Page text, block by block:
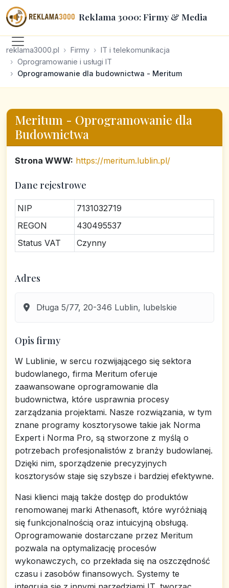
Reklama 3000: Firmy & Media
reklama3000.pl Firmy
IT i telekomunikacja
Oprogramowanie i usługi IT
Oprogramowanie dla budownictwa - Meritum
Meritum - Oprogramowanie dla
Budownictwa
Strona WWW: https://meritum.lublin.pl/
Dane rejestrowe
NIP
7131032719
REGON
430495537
Status VAT
Czynny
Adres
Długa 5/77, 20-346 Lublin, lubelskie
Opis firmy
W Lublinie, w sercu rozwijającego się sektora
budowlanego, firma Meritum oferuje
zaawansowane oprogramowanie dla
budownictwa, które usprawnia procesy
zarządzania projektami. Nasze rozwiązania, w tym
znane programy kosztorysowe takie jak Norma
Expert i Norma Pro, są stworzone z myślą o
potrzebach profesjonalistów z branży budowlanej.
Dzięki nim, sporządzenie precyzyjnych
kosztorysów staje się szybsze i bardziej efektywne.
Nasi klienci mają także dostęp do produktów
renomowanej marki Athenasoft, które wyróżniają
się funkcjonalnością oraz intuicyjną obsługą.
Oprogramowanie dostarczane przez Meritum
pozwala na optymalizację procesów
wykonawczych, co przekłada się na oszczędność
czasu i zasobów finansowych. Systemy te